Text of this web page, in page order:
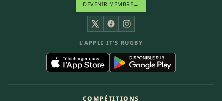
DEVENIR MEMBRE→
X FacebookInstagram
L’APPLI IT’S RUGBY
COMPÉTITIONS